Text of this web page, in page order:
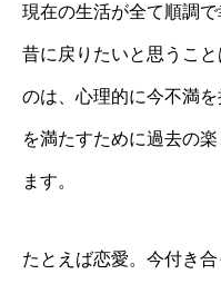
現在の生活が全て順調
昔に戻りたいと思うこ
のは、心理的に今不満
を満たすために過去の
ます。
たとえば恋愛。今付き